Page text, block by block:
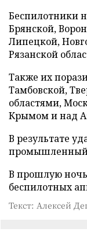
Беспилотники
Брянской,
Липецкой,
Рязанской
Также их
Тамбовской,
областями,
Крымом и над
В результате
промышленный
В прошлую
беспилотных
Текст: Алексей